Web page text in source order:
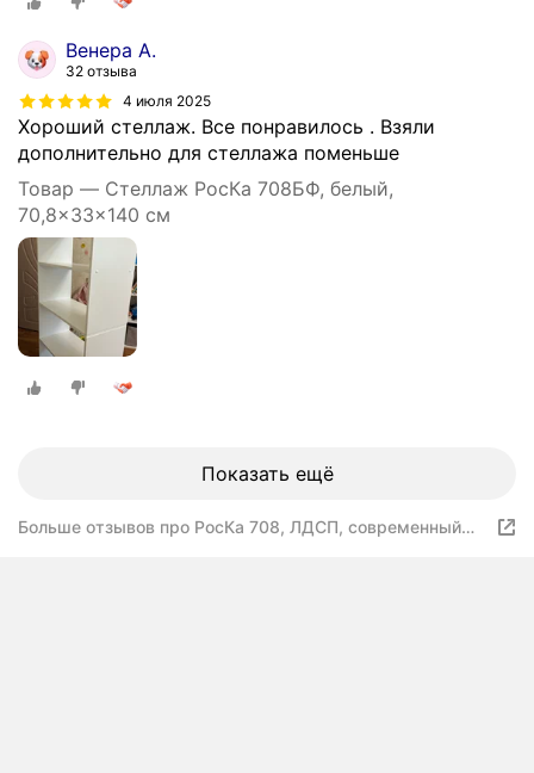
Венера А.
32 отзыва
4 июля 2025
Хороший стеллаж. Все понравилось . Взяли
дополнительно для стеллажа поменьше
Товар — Стеллаж РосКа 708БФ, белый,
70,8x33x140 см
Показать ещё
Больше отзывов про РосКа 708, ЛДСП, современный